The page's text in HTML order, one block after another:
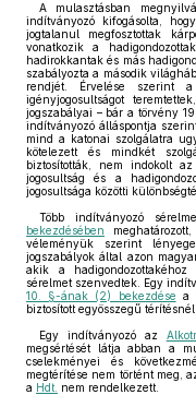
A mulasztásban
indítványozó kifogásolta,
jogtalanul megfosztottak
vonatkozik a
hadirokkantak és más
szabályozta a második
rendjét. Érvelése szerint
igényjogosultságot
jogszabályai – bár a törvény
indítványozó álláspontja
mind a katonai szolgálatra
kötelezett és mindkét
biztosították, nem indokolt az
jogosultság és a
jogosultsága közötti
Több indítványozó
bekezdésében
véleményük szerint
jogszabályok által azon
akik a
sérelmet szenvedtek. Egy
10. §-ának (2) bekezdése a
biztosított egyösszegű
Egy indítványozó az
megsértését látja abban a
cselekményei és
megtérítése nem történt meg,
a Hdt. nem rendelkezett.